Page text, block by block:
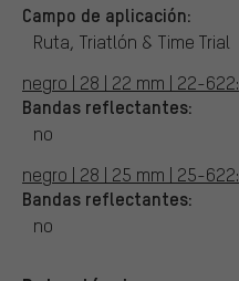
Campo de aplicación:
Ruta, Triatlón & Time Trial
negro | 28 | 22 mm | 22-622:
Bandas reflectantes:
no
negro | 28 | 25 mm | 25-622:
Bandas reflectantes:
no